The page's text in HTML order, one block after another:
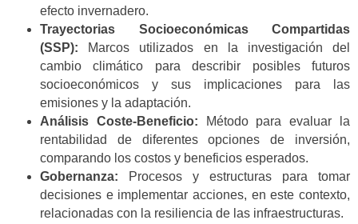
efecto invernadero.
Trayectorias Socioeconómicas Compartidas
(SSP): Marcos utilizados en la investigación del
cambio climático para describir posibles futuros
socioeconómicos y sus implicaciones para las
emisiones y la adaptación.
Análisis Coste-Beneficio: Método para evaluar la
rentabilidad de diferentes opciones de inversión,
comparando los costos y beneficios esperados.
Gobernanza: Procesos y estructuras para tomar
decisiones e implementar acciones, en este contexto,
relacionadas con la resiliencia de las infraestructuras.